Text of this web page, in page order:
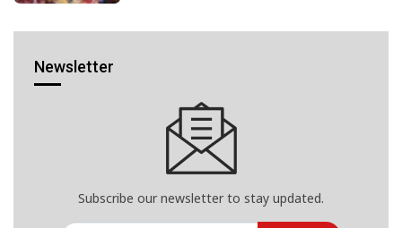
Newsletter
Subscribe our newsletter to stay updated.